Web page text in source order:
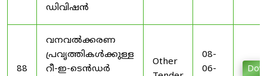
ഡിവിഷൻ
88
വനവൽക്കരണ
പ്രവൃത്തികൾക്കുള്ള
റീ-ഇ-ടെൻഡർ
Other
08-
06-